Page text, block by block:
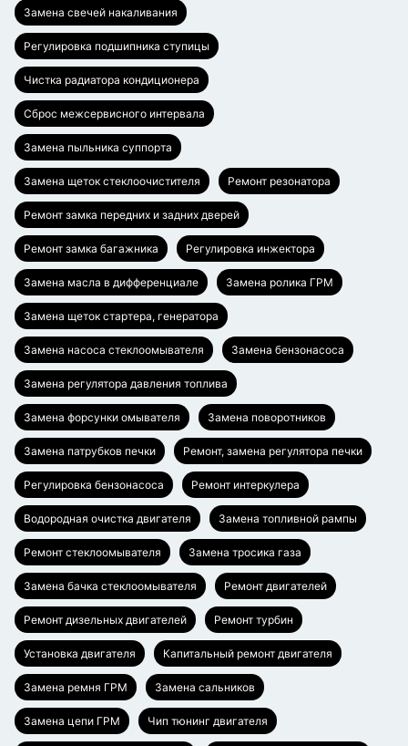
Замена свечей накаливания
Регулировка подшипника ступицы
Чистка радиатора кондиционера
Сброс межсервисного интервала
Замена пыльника суппорта
Замена щеток стеклоочистителя Ремонт резонатора
Ремонт замка передних и задних дверей
Ремонт замка багажника Регулировка инжектора
Замена масла в дифференциале Замена ролика ГРМ
Замена щеток стартера, генератора
Замена насоса стеклоомывателя Замена бензонасоса
Замена регулятора давления топлива
Замена форсунки омывателя Замена поворотников
Замена патрубков печки Ремонт, замена регулятора печки
Регулировка бензонасоса Ремонт интеркулера
Водородная очистка двигателя Замена топливной рампы
Ремонт стеклоомывателя Замена тросика газа
Замена бачка стеклоомывателя Ремонт двигателей
Ремонт дизельных двигателей Ремонт турбин
Установка двигателя Капитальный ремонт двигателя
Замена ремня ГРМ Замена сальников
Замена цепи ГРМ Чип тюнинг двигателя